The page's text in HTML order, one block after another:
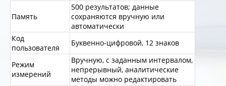
Память
500 результатов; данные
сохраняются вручную или
автоматически
Код
пользователя
Буквенно-цифровой, 12 знаков
Режим
измерений
Вручную, с заданным интервалом,
непрерывный, аналитические
методы можно редактировать